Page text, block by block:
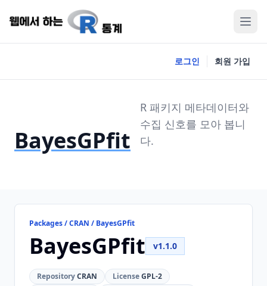
로그인 회원 가입
BayesGPfit
R 패키지 메타데이터와
수집 신호를 모아 봅니
다.
Packages / CRAN / BayesGPfit
BayesGPfit v1.1.0
RepositoryCRAN LicenseGPL-2